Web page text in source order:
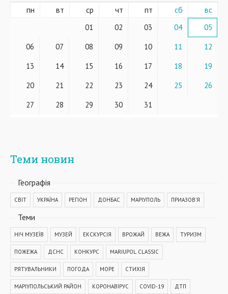
пн вт ср чт пт сб вс
01 02 03 04
05
06
07 08 09 10 11
12
13
14 15 16 17 18
19
20
21 22 23 24 25
26
27
28 29 30 31
Теми новин
Географiя
СВІТ УКРАЇНА РЕГІОН ДОНБАС МАРІУПОЛЬ ПРИАЗОВ'Я
Теми
НІЧ МУЗЕЇВ МУЗЕЙ ЕКСКУРСІЯ ВРОЖАЙ ВЕЖА ТУРИЗМ
ПОЖЕЖА ДСНС КОНКУРС MARIUPOL CLASSIC
РЯТУВАЛЬНИКИ ПОГОДА МОРЕ СТИХІЯ
МАРІУПОЛЬСЬКИЙ РАЙОН КОРОНАВІРУС COVID-19 ДТП